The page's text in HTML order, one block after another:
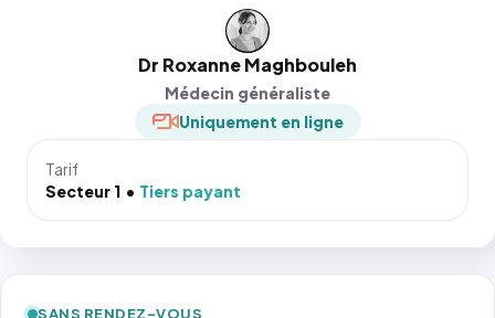
Dr Roxanne Maghbouleh
Médecin généraliste
Uniquement en ligne
Tarif
Secteur 1
Tiers payant
SANS RENDEZ-VOUS